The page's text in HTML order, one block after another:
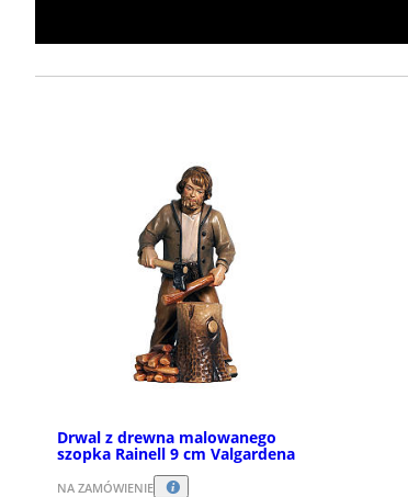
Drwal z drewna malowanego
szopka Rainell 9 cm Valgardena
NA ZAMÓWIENIE